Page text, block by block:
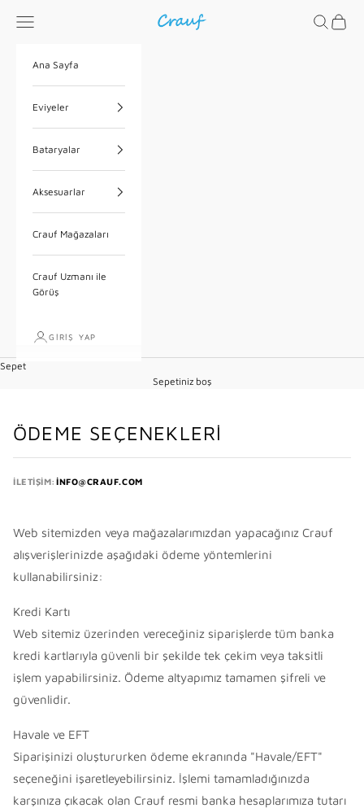
Crauf
Menü Ara Sepet
Ana Sayfa
Eviyeler
Bataryalar
Aksesuarlar
Crauf Mağazaları
Crauf Uzmanı ile
Görüş
GIRIŞ YAP
Sepet
Sepetiniz boş
ÖDEME SEÇENEKLERI
İLETIŞIM: INFO@CRAUF.COM
Web sitemizden veya mağazalarımızdan yapacağınız Crauf
alışverişlerinizde aşağıdaki ödeme yöntemlerini
kullanabilirsiniz:
Kredi Kartı
Web sitemiz üzerinden vereceğiniz siparişlerde tüm banka
kredi kartlarıyla güvenli bir şekilde tek çekim veya taksitli
işlem yapabilirsiniz. Ödeme altyapımız tamamen şifreli ve
güvenlidir.
Havale ve EFT
Siparişinizi oluştururken ödeme ekranında "Havale/EFT"
seçeneğini işaretleyebilirsiniz. İşlemi tamamladığınızda
karşınıza çıkacak olan Crauf resmi banka hesaplarımıza tutarı